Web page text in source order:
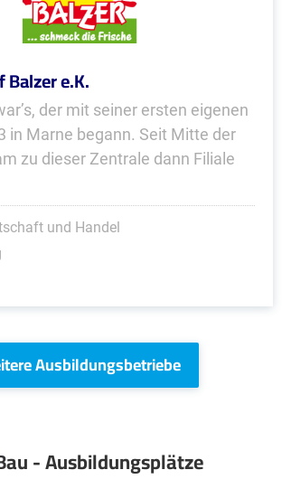
Balzer e.K.
der mit seiner ersten eigenen
in Marne begann. Seit Mitte der
zu dieser Zentrale dann Filiale
und Handel
Ausbildungsbetriebe
- Ausbildungsplätze